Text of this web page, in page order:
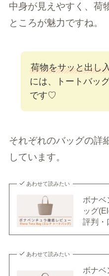
中身が見えやすく、荷
ところが魅力ですね。
荷物をサッと出し
には、トートバッ
です♡
それぞれのバッグの詳
しています。
あわせて読みたい
ボナベ
ッグ
評判・
あわせて読みたい
ボナベ